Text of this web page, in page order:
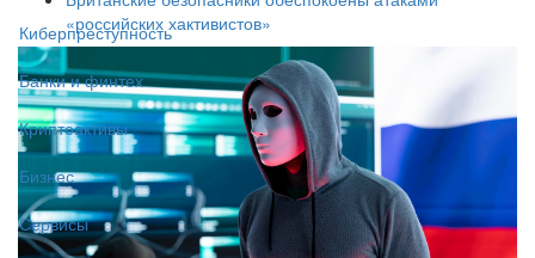
Киберпреступность
Банки и финтех
Криптоактивы
Бизнес
Сервисы
«российских хактивистов»